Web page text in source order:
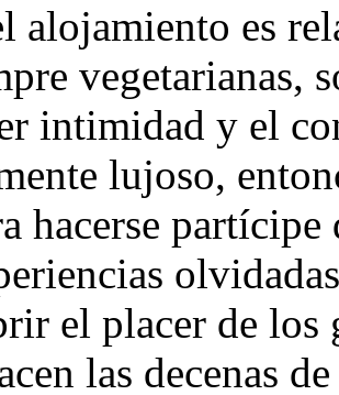
alojamiento es
vegetarianas,
intimidad y el
lujoso,
hacerse
el placer de los
las decenas